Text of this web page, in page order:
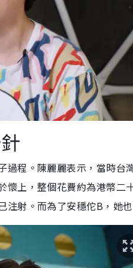
過程。陳麗麗表示，當時台
上，整個花費約為港幣二
射。而為了安穩佗B，她